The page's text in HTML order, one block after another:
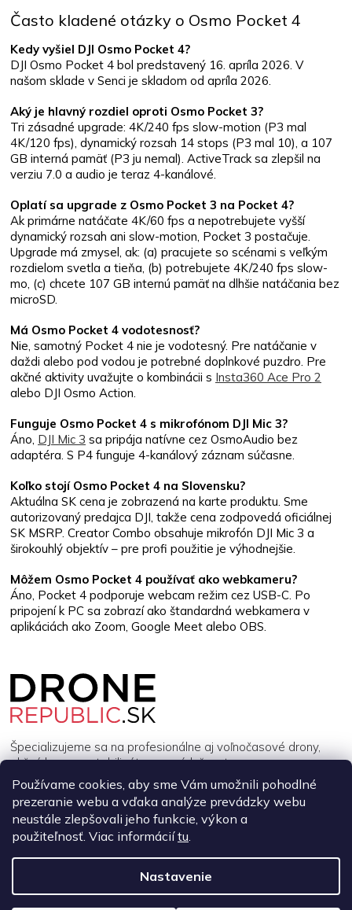
Používame cookies, aby sme Vám umožnili pohodlné
prezeranie webu a vďaka analýze prevádzky webu
neustále zlepšovali jeho funkcie, výkon a
použiteľnosť. Viac informáciítu.
Nastavenie
Často kladené otázky o Osmo Pocket 4
Kedy vyšiel DJI Osmo Pocket 4?
DJI Osmo Pocket 4 bol predstavený 16. apríla 2026. V
našom sklade v Senci je skladom od apríla 2026.
Aký je hlavný rozdiel oproti Osmo Pocket 3?
Tri zásadné upgrade: 4K/240 fps slow-motion (P3 mal
4K/120 fps), dynamický rozsah 14 stops (P3 mal 10), a 107
GB interná pamäť (P3 ju nemal). ActiveTrack sa zlepšil na
verziu 7.0 a audio je teraz 4-kanálové.
Oplatí sa upgrade z Osmo Pocket 3 na Pocket 4?
Ak primárne natáčate 4K/60 fps a nepotrebujete vyšší
dynamický rozsah ani slow-motion, Pocket 3 postačuje.
Upgrade má zmysel, ak: (a) pracujete so scénami s veľkým
rozdielom svetla a tieňa, (b) potrebujete 4K/240 fps slow-
mo, (c) chcete 107 GB internú pamäť na dlhšie natáčania bez
microSD.
Má Osmo Pocket 4 vodotesnosť?
Nie, samotný Pocket 4 nie je vodotesný. Pre natáčanie v
daždi alebo pod vodou je potrebné doplnkové puzdro. Pre
akčné aktivity uvažujte o kombinácii s Insta360 Ace Pro 2
alebo DJI Osmo Action.
Funguje Osmo Pocket 4 s mikrofónom DJI Mic 3?
Áno, DJI Mic 3 sa pripája natívne cez OsmoAudio bez
adaptéra. S P4 funguje 4-kanálový záznam súčasne.
Koľko stojí Osmo Pocket 4 na Slovensku?
Aktuálna SK cena je zobrazená na karte produktu. Sme
autorizovaný predajca DJI, takže cena zodpovedá oficiálnej
SK MSRP. Creator Combo obsahuje mikrofón DJI Mic 3 a
širokouhlý objektív – pre profi použitie je výhodnejšie.
Môžem Osmo Pocket 4 používať ako webkameru?
Áno, Pocket 4 podporuje webcam režim cez USB-C. Po
pripojení k PC sa zobrazí ako štandardná webkamera v
aplikáciách ako Zoom, Google Meet alebo OBS.
e
Špecializujeme sa na profesionálne aj voľnočasové drony,
akčné kamery, stabilizátory a príslušenstvo.
INFORMÁCIE
MÔJ ÚČET